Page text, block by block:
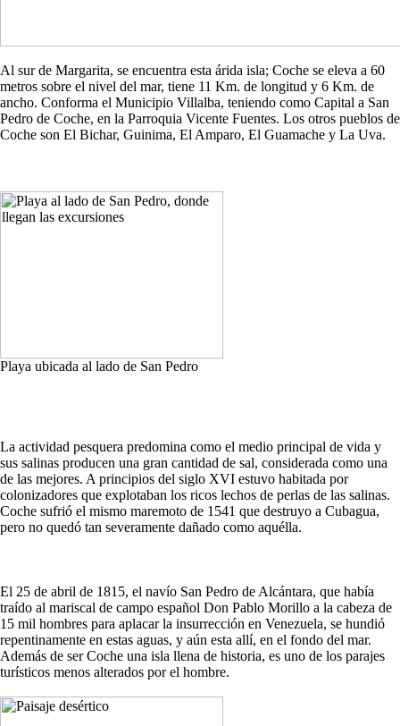
Al sur de Margarita, se encuentra esta árida isla; Coche se eleva a 60
metros sobre el nivel del mar, tiene 11 Km. de longitud y 6 Km. de
ancho. Conforma el Municipio Villalba, teniendo como Capital a San
Pedro de Coche, en la Parroquia Vicente Fuentes. Los otros pueblos de
Coche son El Bichar, Guinima, El Amparo, El Guamache y La Uva.
Playa ubicada al lado de San Pedro
La actividad pesquera predomina como el medio principal de vida y
sus salinas producen una gran cantidad de sal, considerada como una
de las mejores. A principios del siglo XVI estuvo habitada por
colonizadores que explotaban los ricos lechos de perlas de las salinas.
Coche sufrió el mismo maremoto de 1541 que destruyo a Cubagua,
pero no quedó tan severamente dañado como aquélla.
El 25 de abril de 1815, el navío San Pedro de Alcántara, que había
traído al mariscal de campo español Don Pablo Morillo a la cabeza de
15 mil hombres para aplacar la insurrección en Venezuela, se hundió
repentinamente en estas aguas, y aún esta allí, en el fondo del mar.
Además de ser Coche una isla llena de historia, es uno de los parajes
turísticos menos alterados por el hombre.